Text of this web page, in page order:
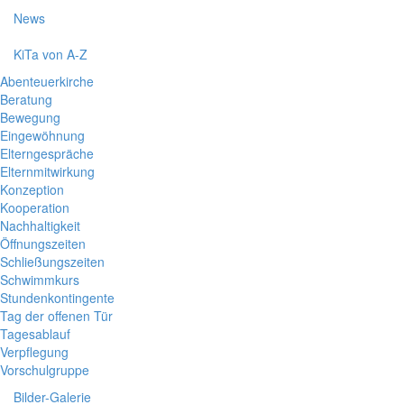
News
KiTa von A-Z
Abenteuerkirche
Beratung
Bewegung
Eingewöhnung
Elterngespräche
Elternmitwirkung
Konzeption
Kooperation
Nachhaltigkeit
Öffnungszeiten
Schließungszeiten
Schwimmkurs
Stundenkontingente
Tag der offenen Tür
Tagesablauf
Verpflegung
Vorschulgruppe
Bilder-Galerie